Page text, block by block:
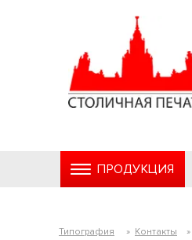
ПРОДУКЦИЯ
Типография » Контакты »